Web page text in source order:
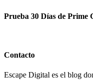
Prueba 30 Días de Prime
Contacto
Escape Digital es el blog